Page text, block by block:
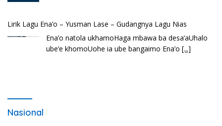
Lirik Lagu Ena’o – Yusman Lase – Gudangnya Lagu Nias
Ena’o natola ukhamoHaga mbawa ba desa’aUhalo
ube’e khomoUohe ia ube bangaimo Ena’o [...]
Nasional